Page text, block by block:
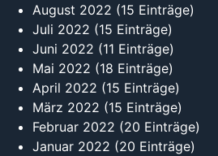
August 2022 (15 Einträge)
Juli 2022 (15 Einträge)
Juni 2022 (11 Einträge)
Mai 2022 (18 Einträge)
April 2022 (15 Einträge)
März 2022 (15 Einträge)
Februar 2022 (20 Einträge)
Januar 2022 (20 Einträge)